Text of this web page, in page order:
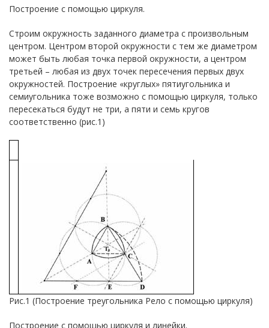
Построение с помощью циркуля.
Строим окружность заданного диаметра с произвольным
центром. Центром второй окружности с тем же диаметром
может быть любая точка первой окружности, а центром
третьей – любая из двух точек пересечения первых двух
окружностей. Построение «круглых» пятиугольника и
семиугольника тоже возможно с помощью циркуля, только
пересекаться будут не три, а пяти и семь кругов
соответственно (рис.1)
Рис.1 (Построение треугольника Рело с помощью циркуля)
Построение с помощью циркуля и линейки.